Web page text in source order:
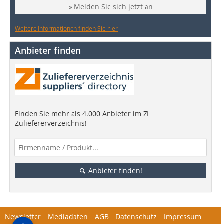
» Melden Sie sich jetzt an
Weitere Informationen finden Sie hier
Anbieter finden
Finden Sie mehr als 4.000 Anbieter im ZI
Zuliefererverzeichnis!
Anbieter finden!
Newsletter Mediadaten AGB Datenschutz
Impressum